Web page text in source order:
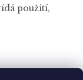
použití,